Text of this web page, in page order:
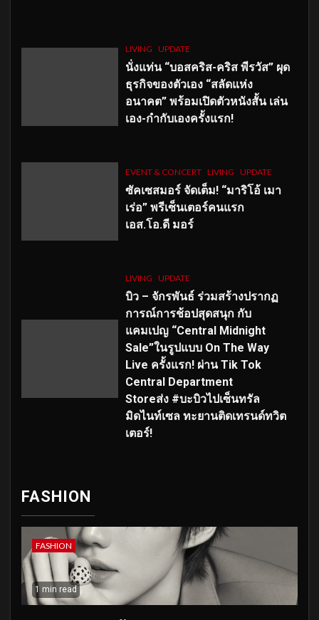
LIVING UPDATE
นั่งแท่น “บอสคริส-คริส พีรวัส” ผุด
ธุรกิจของตัวเอง “สลัดแห่ง
อนาคต” พร้อมเปิดตัวหนังสั้น เล่น
เอง-กำกับเองครั้งแรก!
EVENT & CONCERT LIVING UPDATE
ซัคเซสมอร์ จัดเต็ม! “มาริโอ้ เมา
เร่อ” พรีเซ็นเตอร์คนแรก
เอส.โอ.ดี มอร์
LIVING UPDATE
บิว – จักรพันธ์ ร่วมสร้างปรากฏ
การณ์การช้อปสุดสนุก กับ
แคมเปญ “Central Midnight
Sale”ในรูปแบบ On The Way
Live ครั้งแรก! ผ่าน Tik Tok
Central Department
Storeส่ง #บะบิวไปเซ็นทรัล
มิดไนท์เซล ทะยานติดเทรนด์ทวิต
เตอร์!
FASHION
FASHION
1 min read